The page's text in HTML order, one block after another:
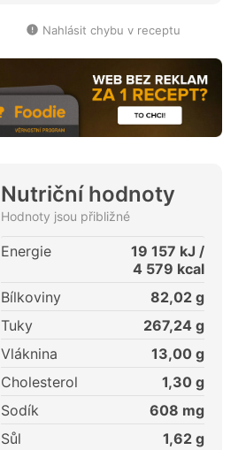
Nahlásit chybu v receptu
Nutriční hodnoty
Hodnoty jsou přibližné
Energie 19 157 kJ /
4 579 kcal
Bílkoviny
82,02 g
Tuky
267,24 g
Vláknina
13,00 g
Cholesterol
1,30 g
Sodík
608 mg
Sůl
1,62 g